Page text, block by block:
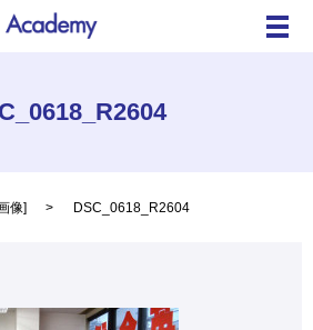
メ
像] DSC_0618_R2604